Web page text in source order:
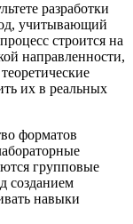
разработки
учитывающий
строится на
направленности,
их в реальных
форматов
групповые
созданием
навыки